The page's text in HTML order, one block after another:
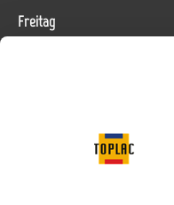
Freitag
Vertrag widerrufen